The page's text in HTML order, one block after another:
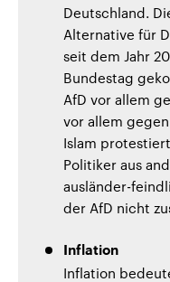
Deutschland.
Alternative für
seit dem Jahr
Bundestag
AfD vor allem
vor allem
Islam
Politiker aus
ausländer-
der AfD nicht
Inflation
Inflation